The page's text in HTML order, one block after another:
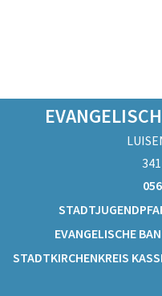
EVANGELISCHE
STADTKIRCHENKREIS